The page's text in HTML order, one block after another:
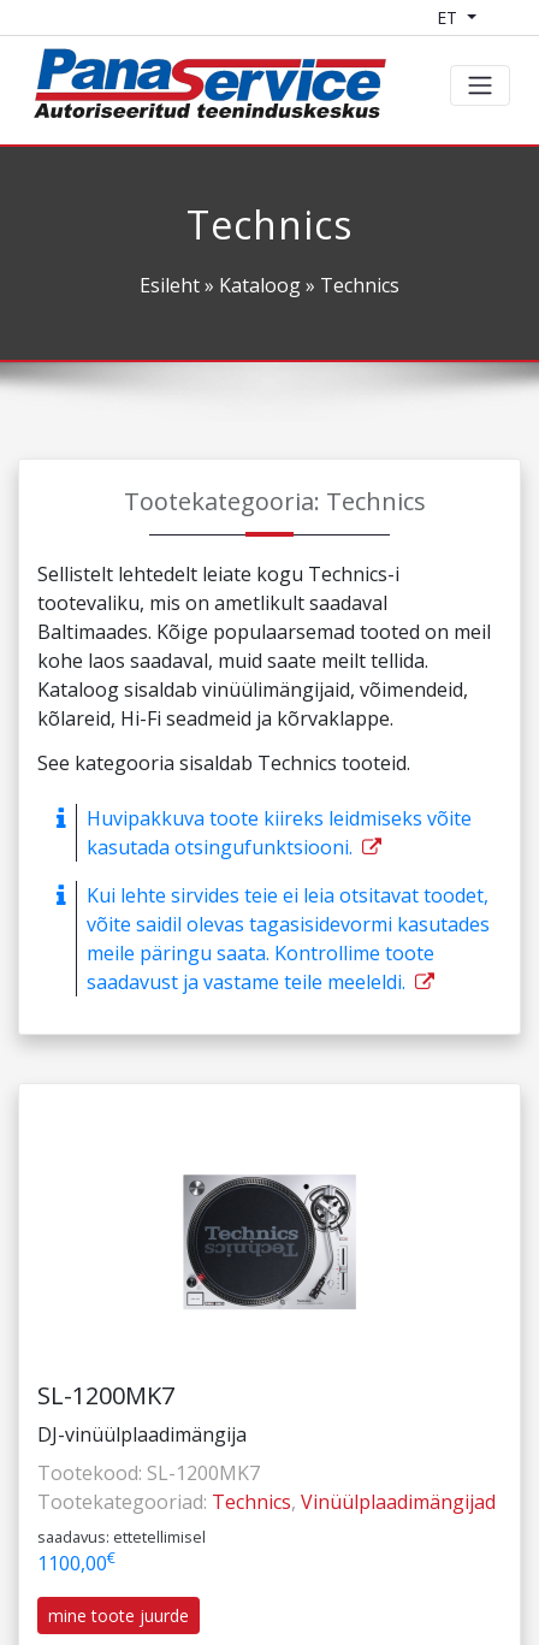
ET
Technics
Esileht» Kataloog» Technics
Tootekategooria: Technics
Sellistelt lehtedelt leiate kogu Technics-i
tootevaliku, mis on ametlikult saadaval
Baltimaades. Kõige populaarsemad tooted on meil
kohe laos saadaval, muid saate meilt tellida.
Kataloog sisaldab vinüülimängijaid, võimendeid,
kõlareid, Hi-Fi seadmeid ja kõrvaklappe.
See kategooria sisaldab Technics tooteid.
Huvipakkuva toote kiireks leidmiseks võite
kasutada otsingufunktsiooni.
Kui lehte sirvides teie ei leia otsitavat toodet,
võite saidil olevas tagasisidevormi kasutades
meile päringu saata. Kontrollime toote
saadavust ja vastame teile meeleldi.
SL-1200MK7
DJ-vinüülplaadimängija
Tootekood: SL-1200MK7
Tootekategooriad: Technics, Vinüülplaadimängijad
saadavus: ettetellimisel
1100,00€
mine toote juurde